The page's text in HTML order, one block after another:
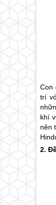
Con
trí
khí
nên
2.